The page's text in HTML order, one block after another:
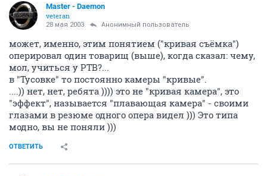
Master - Daemon
veteran
28 мая 2003 Анонимный пользователь
может, именно, этим понятием ("кривая съёмка")
оперировал один товарищ (выше), когда сказал: чему,
мол, учиться у РТВ?...
в "Тусовке" то постоянно камеры "кривые".
....)) нет, нет, ребята )))) это не "кривая камера", это
"эффект", называется "плавающая камера" - своими
глазами в резюме одного опера видел ))) Это типа
модно, вы не поняли )))
ОТВЕТИТЬ